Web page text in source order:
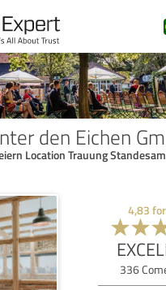
den Eichen
Location Trauung
4,83
336